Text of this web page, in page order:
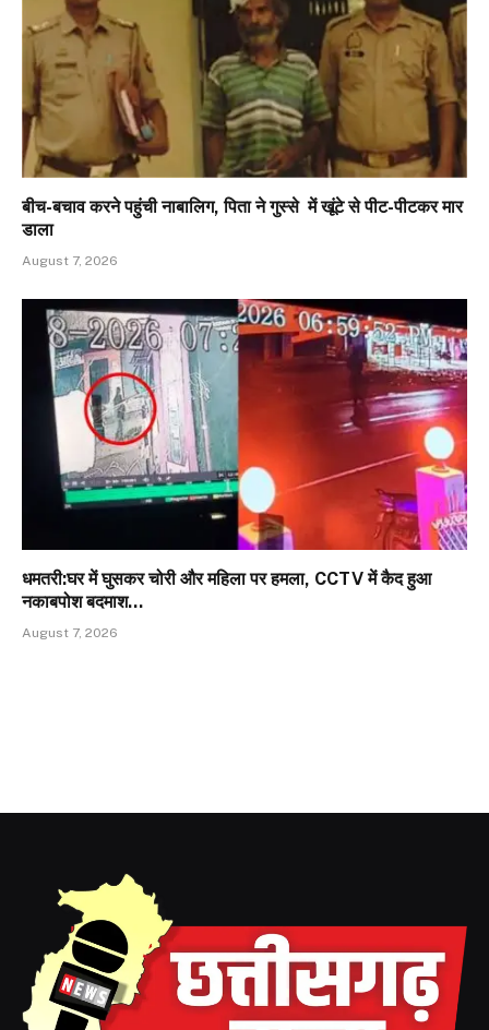
बीच-बचाव करने पहुंची नाबालिग, पिता ने गुस्से में खूंटे से पीट-पीटकर मार
डाला
August 7, 2026
धमतरी:घर में घुसकर चोरी और महिला पर हमला, CCTV में कैद हुआ
नकाबपोश बदमाश…
August 7, 2026